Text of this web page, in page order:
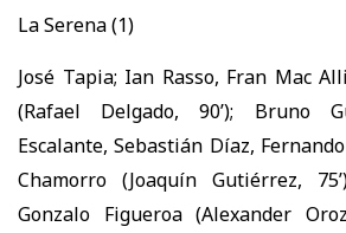
La Serena (1)
José Tapia; Ian Rasso, Fran Mac
(Rafael Delgado, 90’); Bruno
Escalante, Sebastián Díaz,
Chamorro (Joaquín Gutiérrez,
Gonzalo Figueroa (Alexander